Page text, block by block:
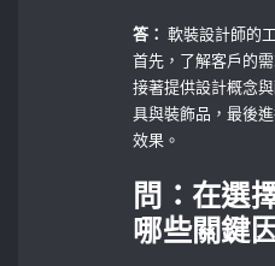
答： 軟裝設計師的
首先，了解客戶的
接著提供設計概念
具與裝飾品，最後
效果。
問：在選
哪些關鍵